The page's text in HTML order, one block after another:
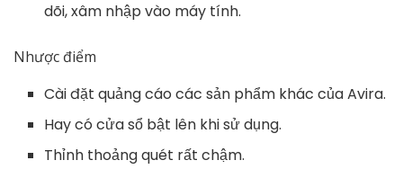
dõi, xâm nhập vào máy tính.
Nhược điểm
Cài đặt quảng cáo các sản phẩm khác của Avira.
Hay có cửa sổ bật lên khi sử dụng.
Thỉnh thoảng quét rất chậm.